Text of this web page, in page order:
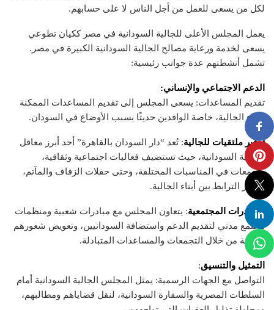
لكل من يسعى للعمل من أجل الناس لا على حسابهم.
يعمل المجلس الأعلى للجالية السودانية في مصر ككيان تطوعي
يسعى لخدمة ورعاية مصالح الجالية السودانية الكبيرة في مصر.
تشمل أنشطتهم عدة جوانب رئيسية:
الدعم الاجتماعي والإنساني:
تقديم المساعدات: يسعى المجلس إلى تقديم المساعدات الممكنة
لأبناء الجالية، خاصة الوافدين حديثًا بسبب الأوضاع في السودان.
توفير ملتقيات للجالية: تُعد “دار السودان بالقاهرة” أحد أبرز معاقل
الجالية السودانية، حيث تستضيف فعاليات اجتماعية وثقافية،
وتجمعات في المناسبات المختلفة، وحتى حفلات الزفاف والمآتم،
لتعزيز الترابط بين أبناء الجالية.
المبادرات المجتمعية: يتعاون المجلس مع مبادرات شعبية ومنظمات
مجتمع مدني لتقديم الدعم واستضافة السودانيين، وتعويض شعورهم
بالغربة من خلال التجمعات والمساعدات المتبادلة.
التمثيل والتنسيق:
التواصل مع الجهات الرسمية: يمثل المجلس الجالية السودانية أمام
السلطات المصرية والسفارة السودانية، لنقل قضاياهم ومطالبهم،